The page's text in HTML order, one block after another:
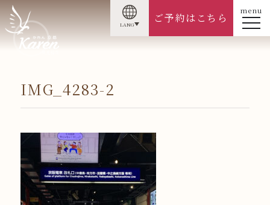
menu
ご予約はこちら
LANG
IMG_4283-2